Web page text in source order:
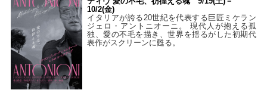
10/2(金)
イタリアが誇る20世紀を代表する巨匠ミケラン
ジェロ・アントニオーニ。 現代人が抱える孤
独、愛の不毛を描き、世界を揺るがした初期代
表作がスクリーンに甦る。